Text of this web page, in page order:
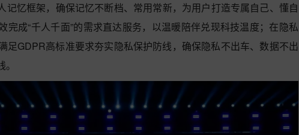
记忆框架，确保记忆不断档、常用常新，为用户打造专属自己、懂自
完成“千人千面”的需求直达服务，以温暖陪伴兑现科技温度；在隐私
足GDPR高标准要求夯实隐私保护防线，确保隐私不出车、数据不出